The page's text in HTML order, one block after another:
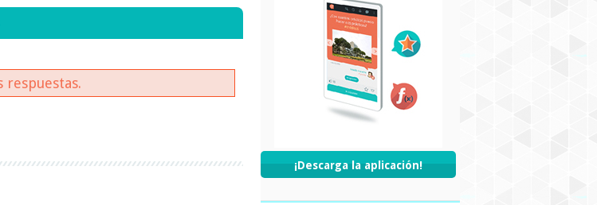
respuestas.
¡Descarga la aplicación!